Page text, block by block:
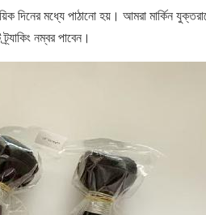
দিনের মধ্যে পাঠানো হয়। আমরা মার্কিন
নম্বর পাবেন।